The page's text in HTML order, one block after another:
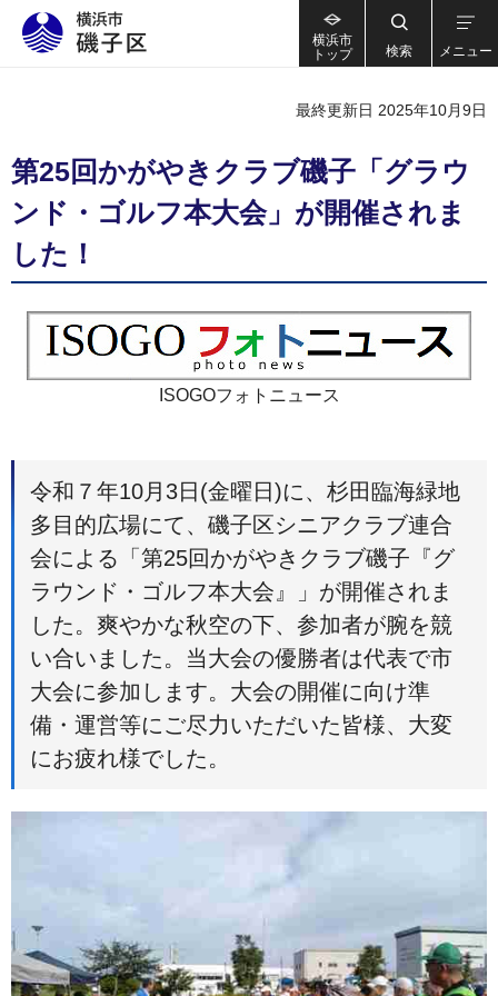
横浜市
トップ
検索 メニュー
最終更新日 2025年10月9日
第25回かがやきクラブ磯子「グラウ
ンド・ゴルフ本大会」が開催されま
した！
ISOGOフォトニュース
令和７年10月3日(金曜日)に、杉田臨海緑地
多目的広場にて、磯子区シニアクラブ連合
会による「第25回かがやきクラブ磯子『グ
ラウンド・ゴルフ本大会』」が開催されま
した。爽やかな秋空の下、参加者が腕を競
い合いました。当大会の優勝者は代表で市
大会に参加します。大会の開催に向け準
備・運営等にご尽力いただいた皆様、大変
にお疲れ様でした。